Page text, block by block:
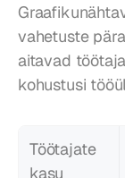
vahetuste
aitavad
kohustusi
Töötajate
kasu